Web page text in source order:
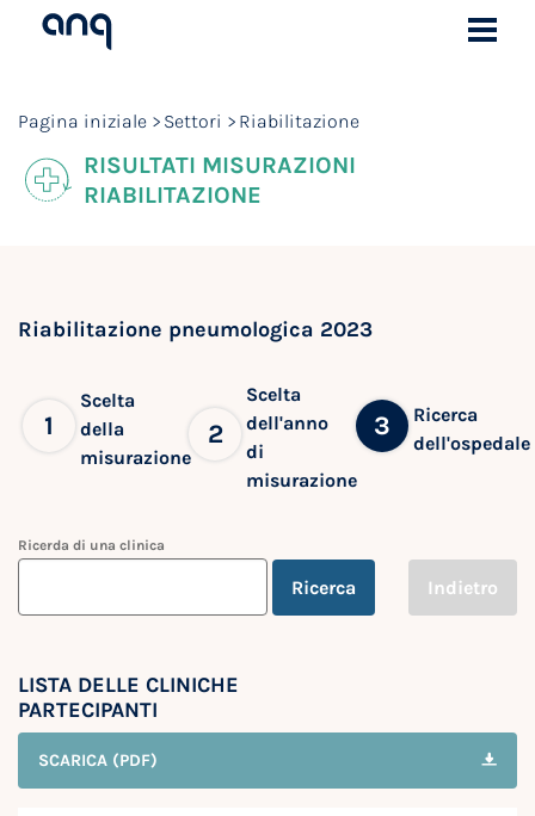
Pagina iniziale Settori Riabilitazione
RISULTATI MISURAZIONI
RIABILITAZIONE
Riabilitazione pneumologica 2023
1
Scelta
della
misurazione
2
Scelta
dell'anno
di
misurazione
3
Ricerca
dell'ospedale
Ricerda di una clinica
Ricerca Indietro
LISTA DELLE CLINICHE
PARTECIPANTI
SCARICA (PDF)